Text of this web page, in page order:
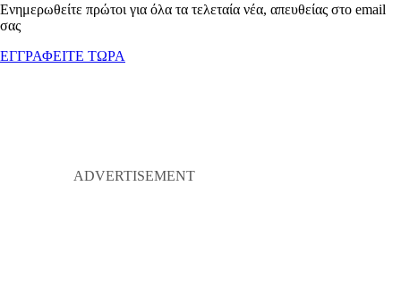
Ενημερωθείτε πρώτοι για όλα τα τελεταία νέα, απευθείας στο email
σας
ΕΓΓΡΑΦΕΙΤΕ ΤΩΡΑ